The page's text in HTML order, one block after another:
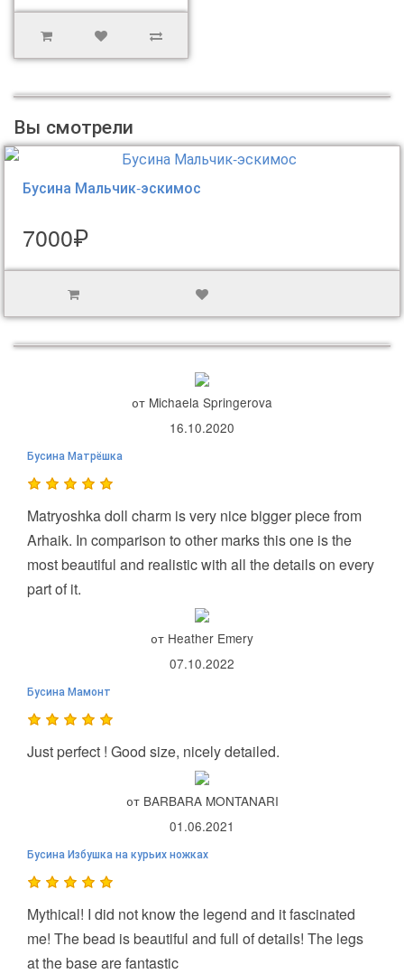
Вы смотрели
Бусина Мальчик-эскимос
7000₽
от Michaela Springerova
16.10.2020
Бусина Матрёшка
Matryoshka doll charm is very nice bigger piece from
Arhaik. In comparison to other marks this one is the
most beautiful and realistic with all the details on every
part of it.
от Heather Emery
07.10.2022
Бусина Мамонт
Just perfect ! Good size, nicely detailed.
от BARBARA MONTANARI
01.06.2021
Бусина Избушка на курьих ножках
Mythical! I did not know the legend and it fascinated
me! The bead is beautiful and full of details! The legs
at the base are fantastic